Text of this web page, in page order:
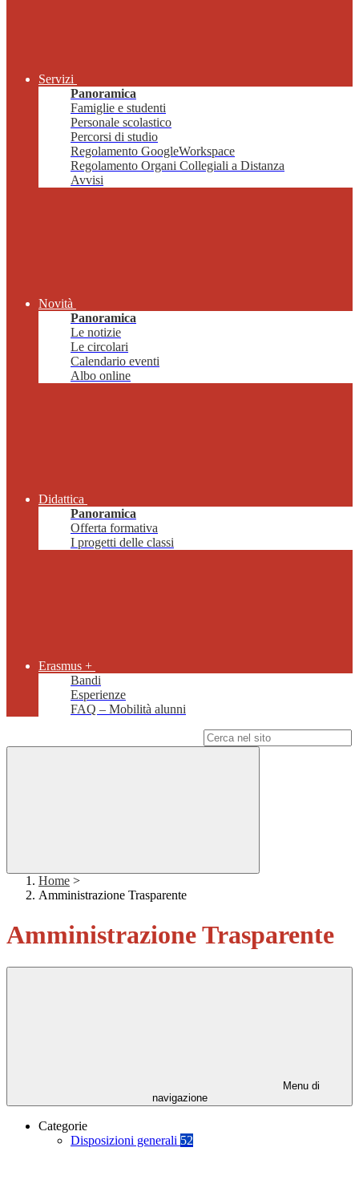
Servizi
Panoramica
Famiglie e studenti
Personale scolastico
Percorsi di studio
Regolamento GoogleWorkspace
Regolamento Organi Collegiali a Distanza
Avvisi
Novità
Panoramica
Le notizie
Le circolari
Calendario eventi
Albo online
Didattica
Panoramica
Offerta formativa
I progetti delle classi
Erasmus +
Bandi
Esperienze
FAQ – Mobilità alunni
Home >
Amministrazione Trasparente
Amministrazione Trasparente
Menu di
navigazione
Categorie
Disposizioni generali 52